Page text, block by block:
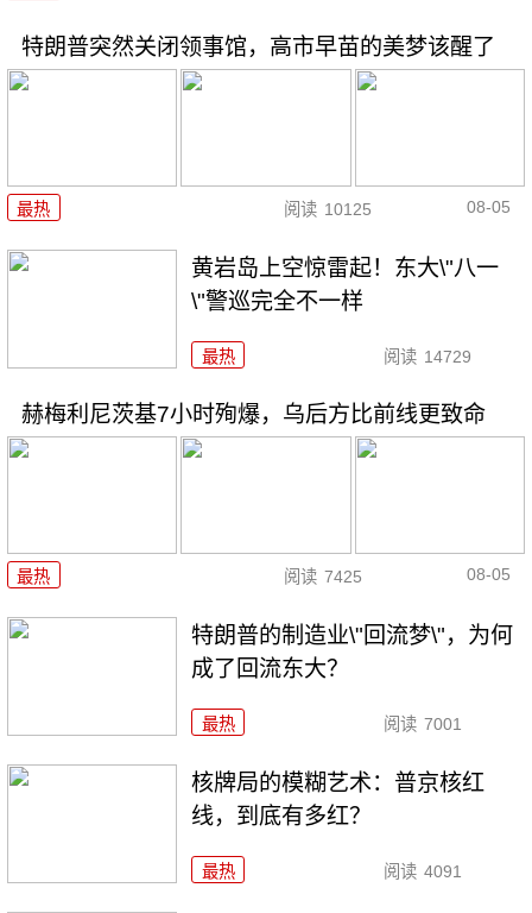
特朗普突然关闭领事馆，高市早苗的美梦该醒了
最热 阅读 10125 08-05
黄岩岛上空惊雷起！东大\"八一
\"警巡完全不一样
最热 阅读 14729
赫梅利尼茨基7小时殉爆，乌后方比前线更致命
最热 阅读 7425 08-05
特朗普的制造业\"回流梦\"，为何
成了回流东大？
最热 阅读 7001
核牌局的模糊艺术：普京核红
线，到底有多红？
最热 阅读 4091